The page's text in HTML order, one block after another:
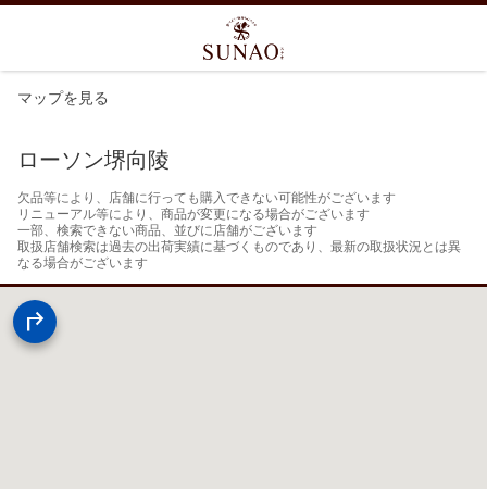
マップを見る
ローソン堺向陵
欠品等により、店舗に行っても購入できない可能性がございます
リニューアル等により、商品が変更になる場合がございます
一部、検索できない商品、並びに店舗がございます
取扱店舗検索は過去の出荷実績に基づくものであり、最新の取扱状況とは異
なる場合がございます